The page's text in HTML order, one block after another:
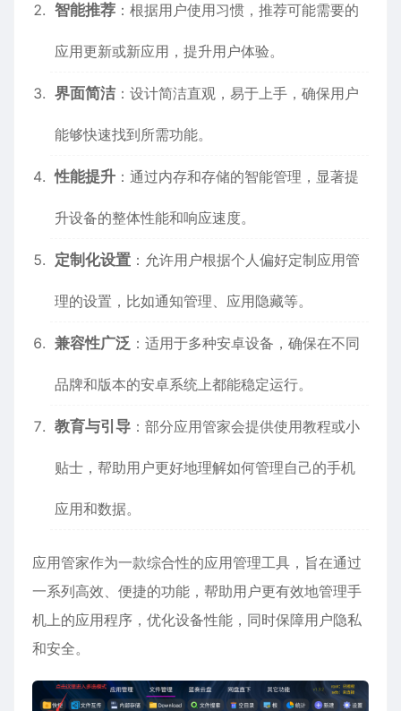
智能推荐 ：根据用户使用习惯，推荐可能需要的
应用更新或新应用，提升用户体验。
界面简洁 ：设计简洁直观，易于上手，确保用户
能够快速找到所需功能。
性能提升 ：通过内存和存储的智能管理，显著提
升设备的整体性能和响应速度。
定制化设置 ：允许用户根据个人偏好定制应用管
理的设置，比如通知管理、应用隐藏等。
兼容性广泛 ：适用于多种安卓设备，确保在不同
品牌和版本的安卓系统上都能稳定运行。
教育与引导 ：部分应用管家会提供使用教程或小
贴士，帮助用户更好地理解如何管理自己的手机
应用和数据。
应用管家作为一款综合性的应用管理工具，旨在通过
一系列高效、便捷的功能，帮助用户更有效地管理手
机上的应用程序，优化设备性能，同时保障用户隐私
和安全。